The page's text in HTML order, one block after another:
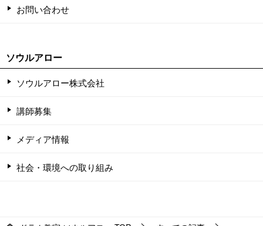
お問い合わせ
ソウルアロー
ソウルアロー株式会社
講師募集
メディア情報
社会・環境への取り組み